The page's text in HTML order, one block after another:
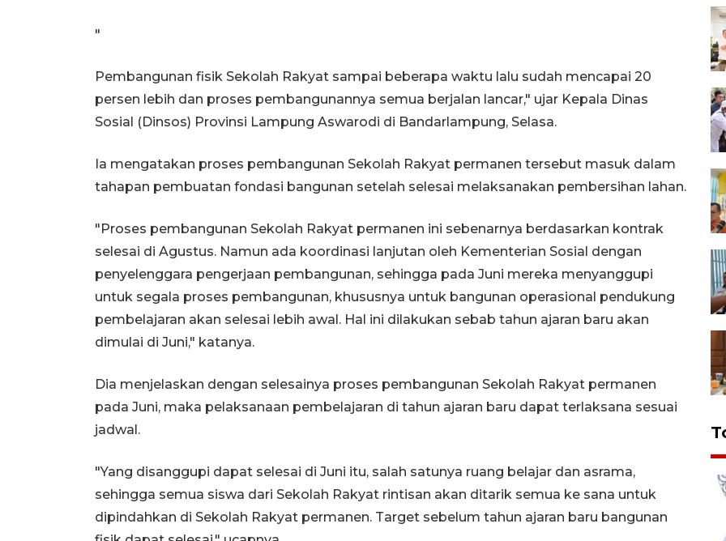
"
Pembangunan fisik Sekolah Rakyat sampai beberapa waktu lalu sudah mencapai 20
persen lebih dan proses pembangunannya semua berjalan lancar," ujar Kepala Dinas
Sosial (Dinsos) Provinsi Lampung Aswarodi di Bandarlampung, Selasa.
Ia mengatakan proses pembangunan Sekolah Rakyat permanen tersebut masuk dalam
tahapan pembuatan fondasi bangunan setelah selesai melaksanakan pembersihan lahan.
"Proses pembangunan Sekolah Rakyat permanen ini sebenarnya berdasarkan kontrak
selesai di Agustus. Namun ada koordinasi lanjutan oleh Kementerian Sosial dengan
penyelenggara pengerjaan pembangunan, sehingga pada Juni mereka menyanggupi
untuk segala proses pembangunan, khususnya untuk bangunan operasional pendukung
pembelajaran akan selesai lebih awal. Hal ini dilakukan sebab tahun ajaran baru akan
dimulai di Juni," katanya.
Dia menjelaskan dengan selesainya proses pembangunan Sekolah Rakyat permanen
pada Juni, maka pelaksanaan pembelajaran di tahun ajaran baru dapat terlaksana sesuai
jadwal.
"Yang disanggupi dapat selesai di Juni itu, salah satunya ruang belajar dan asrama,
sehingga semua siswa dari Sekolah Rakyat rintisan akan ditarik semua ke sana untuk
dipindahkan di Sekolah Rakyat permanen. Target sebelum tahun ajaran baru bangunan